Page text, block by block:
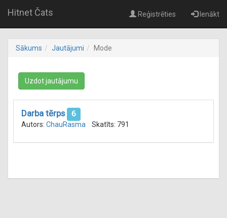
Hitnet Čats Reģistrēties Ienākt
Sākums Jautājumi Mode
Uzdot jautājumu
Darba tērps 6
Autors: ChauRasma Skatīts: 791